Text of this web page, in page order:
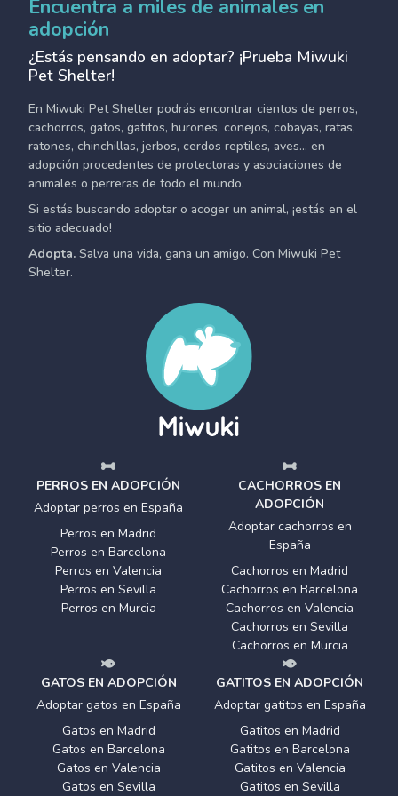
Encuentra a miles de animales en
adopción
¿Estás pensando en adoptar? ¡Prueba Miwuki
Pet Shelter!
En Miwuki Pet Shelter podrás encontrar cientos de perros,
cachorros, gatos, gatitos, hurones, conejos, cobayas, ratas,
ratones, chinchillas, jerbos, cerdos reptiles, aves... en
adopción procedentes de protectoras y asociaciones de
animales o perreras de todo el mundo.
Si estás buscando adoptar o acoger un animal, ¡estás en el
sitio adecuado!
Adopta. Salva una vida, gana un amigo. Con Miwuki Pet
Shelter.
PERROS EN ADOPCIÓN
Adoptar perros en España
Perros en Madrid
Perros en Barcelona
Perros en Valencia
Perros en Sevilla
Perros en Murcia
CACHORROS EN
ADOPCIÓN
Adoptar cachorros en
España
Cachorros en Madrid
Cachorros en Barcelona
Cachorros en Valencia
Cachorros en Sevilla
Cachorros en Murcia
GATOS EN ADOPCIÓN
Adoptar gatos en España
Gatos en Madrid
Gatos en Barcelona
Gatos en Valencia
Gatos en Sevilla
GATITOS EN ADOPCIÓN
Adoptar gatitos en España
Gatitos en Madrid
Gatitos en Barcelona
Gatitos en Valencia
Gatitos en Sevilla